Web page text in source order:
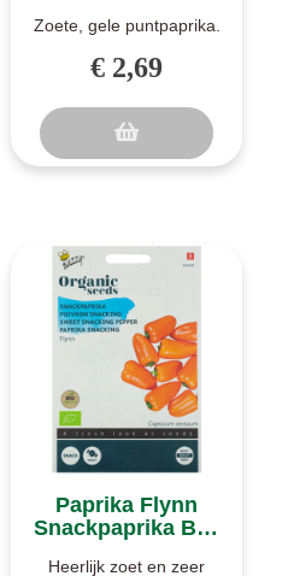
Zoete, gele puntpaprika.
Corno Giallo is een
€ 2,69
Paprika Flynn
Snackpaprika BIO
Heerlijk zoet en zeer